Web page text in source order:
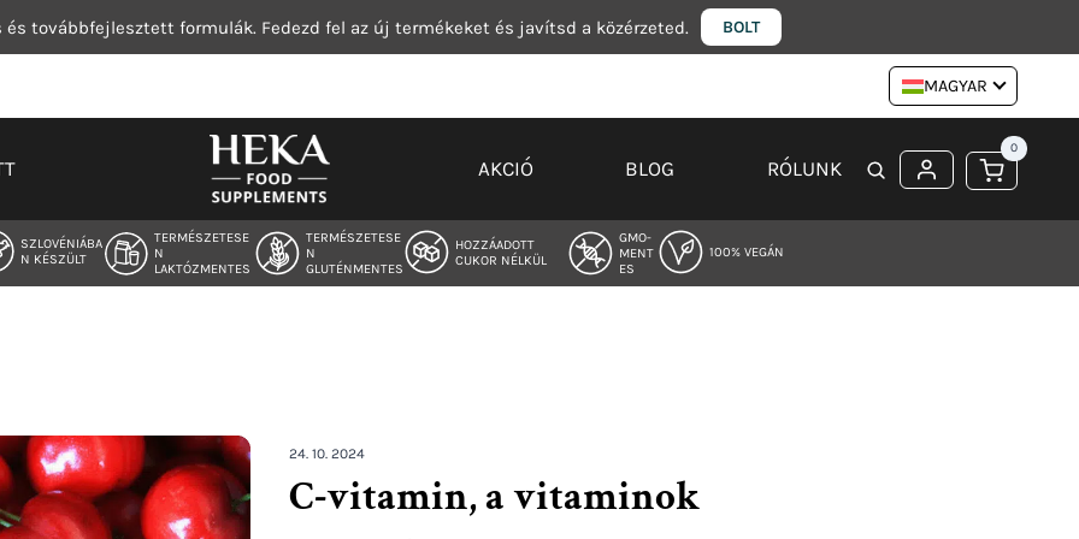
továbbfejlesztett formulák. Fedezd fel az új termékeket és javítsd a közérzeted. BOLT
MAGYAR
AKCIÓ BLOG RÓLUNK
0
SZLOVÉNIÁBA
N KÉSZÜLT
TERMÉSZETESE
N
LAKTÓZMENTES
TERMÉSZETESE
N
GLUTÉNMENTES
HOZZÁADOTT
CUKOR NÉLKÜL
GMO-
MENT
ES
100% VEGÁN
24. 10. 2024
C-vitamin, a vitaminok